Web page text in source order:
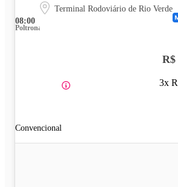
08:00
Terminal Rodoviário de Rio Verde
Poltrona
Convencional
R$
3x